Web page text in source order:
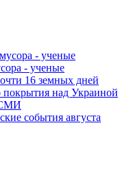
- ученые
16 земных дней
покрытия над Украиной
СМИ
события августа